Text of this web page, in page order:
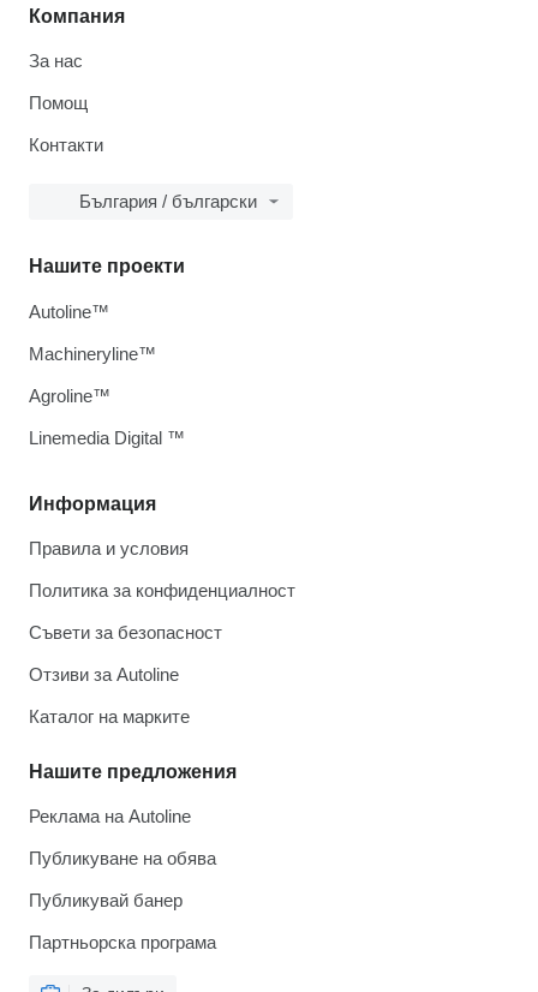
Компания
За нас
Помощ
Контакти
България / български
Информация
Правила и условия
Политика за конфиденциалност
Съвети за безопасност
Отзиви за Autoline
Каталог на марките
Нашите предложения
Реклама на Autoline
Публикуване на обява
Публикувай банер
Партньорска програма
Нашите проекти
Autoline™
Machineryline™
Agroline™
Linemedia Digital ™